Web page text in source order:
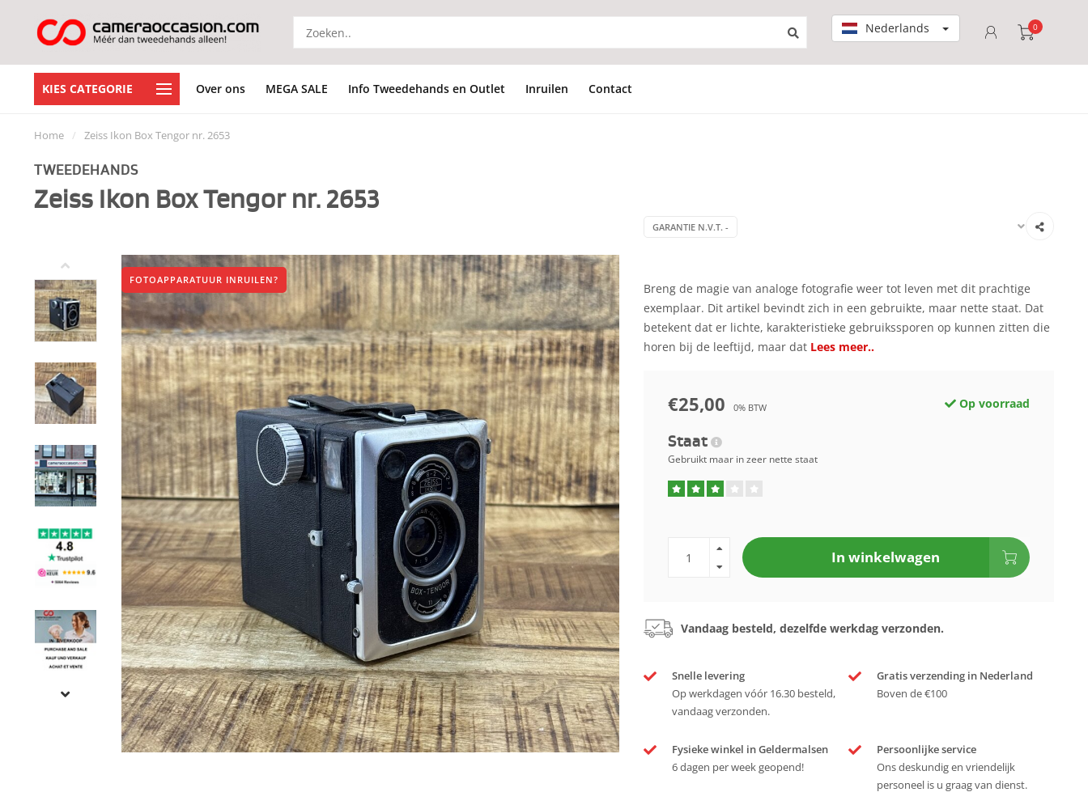
Nederlands 0
KIES CATEGORIE Over ons MEGA SALE Info Tweedehands en Outlet Inruilen Contact
Home / Zeiss Ikon Box Tengor nr. 2653
TWEEDEHANDS
Zeiss Ikon Box Tengor nr. 2653
GARANTIE N.V.T. -
FOTOAPPARATUUR INRUILEN?
Breng de magie van analoge fotografie weer tot leven met dit prachtige
exemplaar. Dit artikel bevindt zich in een gebruikte, maar nette staat. Dat
betekent dat er lichte, karakteristieke gebruikssporen op kunnen zitten die
horen bij de leeftijd, maar dat Lees meer..
€25,00 0% BTW Op voorraad
Staat
Gebruikt maar in zeer nette staat
In winkelwagen
Vandaag besteld, dezelfde werkdag verzonden.
Snelle levering
Op werkdagen vóór 16.30 besteld,
vandaag verzonden.
Gratis verzending in Nederland
Boven de €100
Fysieke winkel in Geldermalsen
6 dagen per week geopend!
Persoonlijke service
Ons deskundig en vriendelijk
personeel is u graag van dienst.